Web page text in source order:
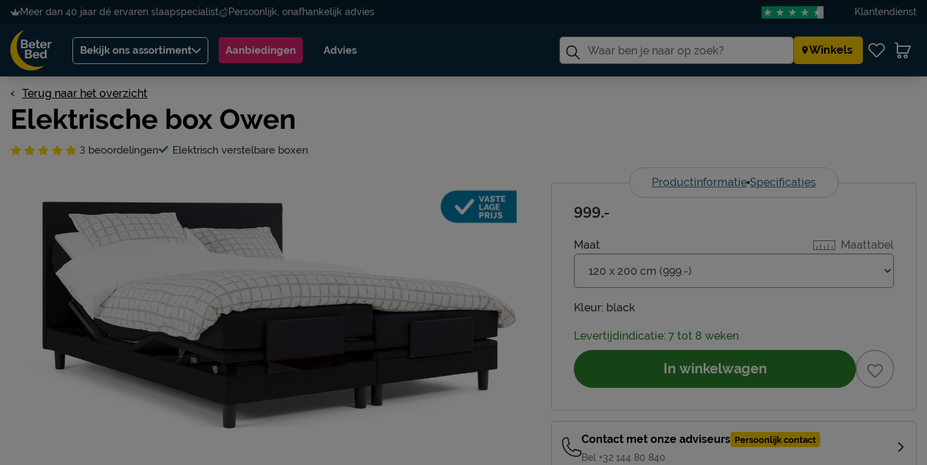
Meer dan 40 jaar dé ervaren slaapspecialist Persoonlijk, onafhankelijk advies Klantendienst
Bekijk ons assortiment Aanbiedingen Advies Winkels
Terug naar het overzicht
Elektrische box Owen
3 beoordelingen Elektrisch verstelbare boxen
Productinformatie Specificaties
Maattabel
Maat
Kleur: black
999.-
Levertijdindicatie: 7 tot 8 weken
In winkelwagen
Contact met onze adviseurs Persoonlijk contact
Bel +32 144 80 840